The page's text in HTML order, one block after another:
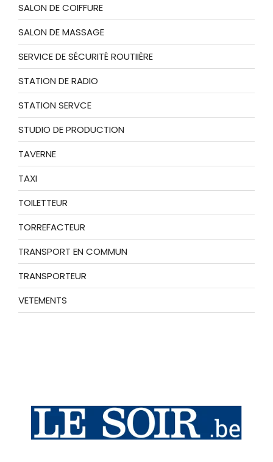
SALON DE COIFFURE
SALON DE MASSAGE
SERVICE DE SÉCURITÉ ROUTIIÈRE
STATION DE RADIO
STATION SERVCE
STUDIO DE PRODUCTION
TAVERNE
TAXI
TOILETTEUR
TORREFACTEUR
TRANSPORT EN COMMUN
TRANSPORTEUR
VETEMENTS